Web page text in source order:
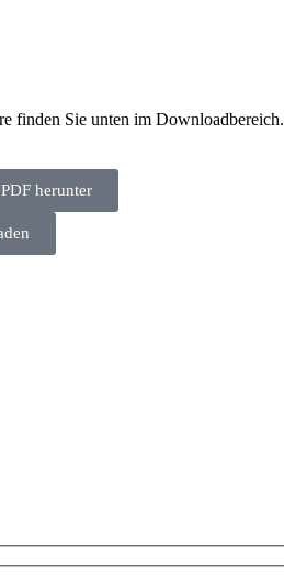
finden Sie unten im Downloadbereich.
herunter